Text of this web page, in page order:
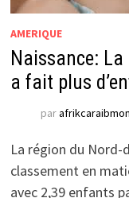
AMERIQUE
Naissance:
a fait plus
par
La région du Nord-
classement en
avec 2,39 enfants